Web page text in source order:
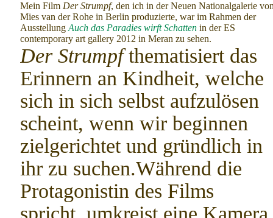
Mein Film Der Strumpf, den ich in der Neuen Nationalgalerie
Mies van der Rohe in Berlin produzierte, war im Rahmen der
Ausstellung Auch das Paradies wirft Schattenin der ES
contemporary art gallery 2012 in Meran zu sehen.
Der Strumpfthematisiert das
Erinnern an Kindheit, welche
sich in sich selbst aufzulösen
scheint, wenn wir beginnen
zielgerichtet und gründlich in
ihr zu suchen.Während die
Protagonistin des Films
spricht, umkreist eine Kamera